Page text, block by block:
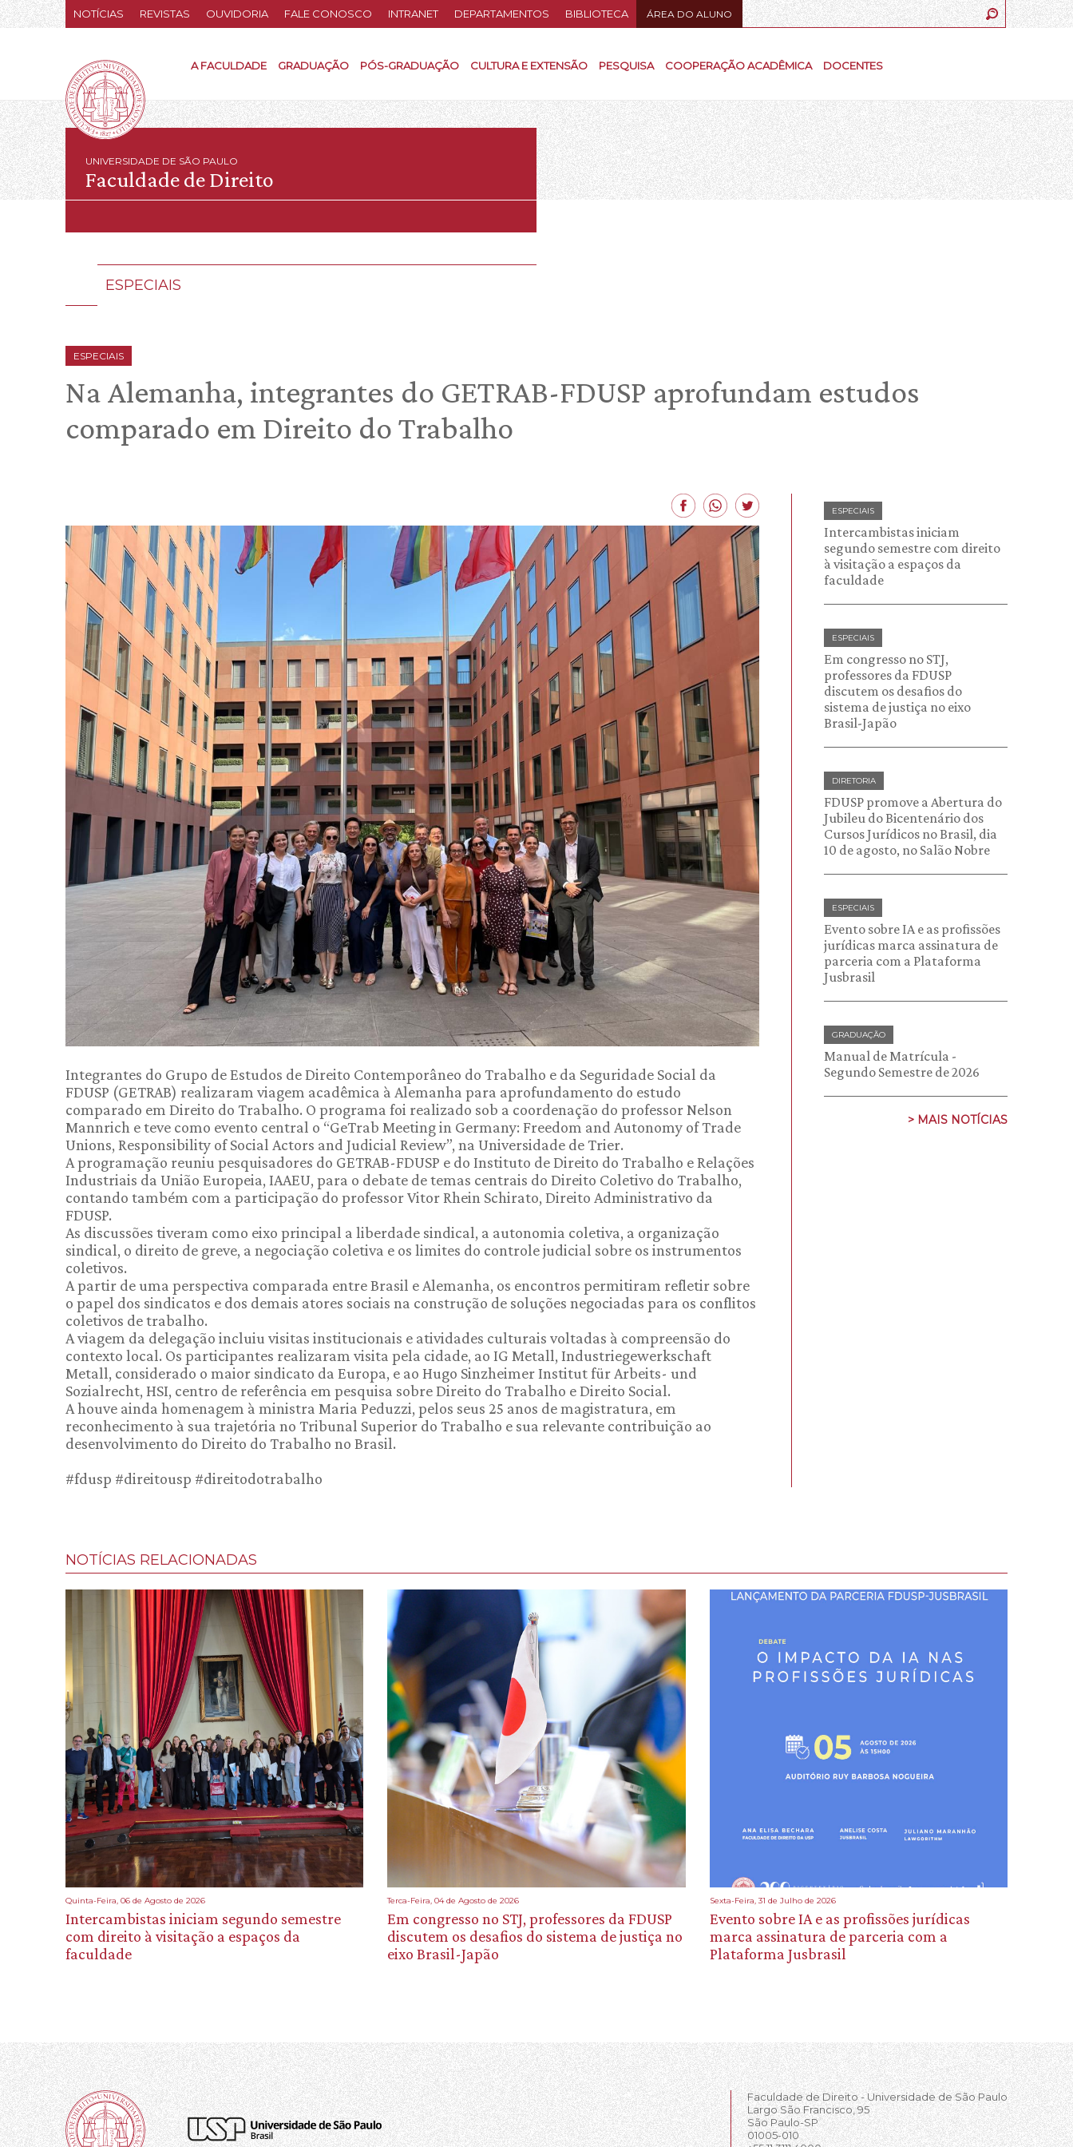
NOTÍCIAS REVISTAS OUVIDORIA FALE CONOSCO INTRANET DEPARTAMENTOS BIBLIOTECA ÁREA DO ALUNO
A FACULDADE GRADUAÇÃO PÓS-GRADUAÇÃO CULTURA E EXTENSÃO PESQUISA COOPERAÇÃO ACADÊMICA DOCENTES
UNIVERSIDADE DE SÃO PAULO
Faculdade de Direito
ESPECIAIS
ESPECIAIS
Na Alemanha, integrantes do GETRAB-FDUSP aprofundam estudos
comparado em Direito do Trabalho
Integrantes do Grupo de Estudos de Direito Contemporâneo do Trabalho e da Seguridade Social da
FDUSP (GETRAB) realizaram viagem acadêmica à Alemanha para aprofundamento do estudo
comparado em Direito do Trabalho. O programa foi realizado sob a coordenação do professor Nelson
Mannrich e teve como evento central o “GeTrab Meeting in Germany: Freedom and Autonomy of Trade
Unions, Responsibility of Social Actors and Judicial Review”, na Universidade de Trier.
A programação reuniu pesquisadores do GETRAB-FDUSP e do Instituto de Direito do Trabalho e Relações
Industriais da União Europeia, IAAEU, para o debate de temas centrais do Direito Coletivo do Trabalho,
contando também com a participação do professor Vitor Rhein Schirato, Direito Administrativo da
FDUSP.
As discussões tiveram como eixo principal a liberdade sindical, a autonomia coletiva, a organização
sindical, o direito de greve, a negociação coletiva e os limites do controle judicial sobre os instrumentos
coletivos.
A partir de uma perspectiva comparada entre Brasil e Alemanha, os encontros permitiram refletir sobre
o papel dos sindicatos e dos demais atores sociais na construção de soluções negociadas para os conflitos
coletivos de trabalho.
A viagem da delegação incluiu visitas institucionais e atividades culturais voltadas à compreensão do
contexto local. Os participantes realizaram visita pela cidade, ao IG Metall, Industriegewerkschaft
Metall, considerado o maior sindicato da Europa, e ao Hugo Sinzheimer Institut für Arbeits- und
Sozialrecht, HSI, centro de referência em pesquisa sobre Direito do Trabalho e Direito Social.
A houve ainda homenagem à ministra Maria Peduzzi, pelos seus 25 anos de magistratura, em
reconhecimento à sua trajetória no Tribunal Superior do Trabalho e sua relevante contribuição ao
desenvolvimento do Direito do Trabalho no Brasil.
#fdusp #direitousp #direitodotrabalho
ESPECIAIS
Intercambistas iniciam
segundo semestre com direito
à visitação a espaços da
faculdade
ESPECIAIS
Em congresso no STJ,
professores da FDUSP
discutem os desafios do
sistema de justiça no eixo
Brasil-Japão
DIRETORIA
FDUSP promove a Abertura do
Jubileu do Bicentenário dos
Cursos Jurídicos no Brasil, dia
10 de agosto, no Salão Nobre
ESPECIAIS
Evento sobre IA e as profissões
jurídicas marca assinatura de
parceria com a Plataforma
Jusbrasil
GRADUAÇÃO
Manual de Matrícula -
Segundo Semestre de 2026
> MAIS NOTÍCIAS
NOTÍCIAS RELACIONADAS
Quinta-Feira, 06 de Agosto de 2026
Intercambistas iniciam segundo semestre
com direito à visitação a espaços da
faculdade
Terca-Feira, 04 de Agosto de 2026
Em congresso no STJ, professores da FDUSP
discutem os desafios do sistema de justiça no
eixo Brasil-Japão
Sexta-Feira, 31 de Julho de 2026
Evento sobre IA e as profissões jurídicas
marca assinatura de parceria com a
Plataforma Jusbrasil
Faculdade de Direito - Universidade de São Paulo
Largo São Francisco, 95
São Paulo-SP
01005-010